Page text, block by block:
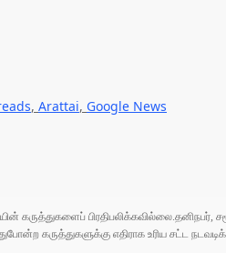
, Arattai, Google News
கருத்துகளைப்
கருத்துகளுக்கு எதிராக உரிய சட்ட